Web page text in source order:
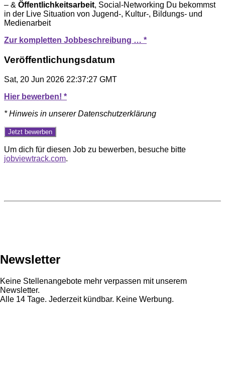
– & Öffentlichkeitsarbeit, Social-Networking Du bekommst
in der Live Situation von Jugend-, Kultur-, Bildungs- und
Medienarbeit
Zur kompletten Jobbeschreibung … *
Veröffentlichungsdatum
Sat, 20 Jun 2026 22:37:27 GMT
Hier bewerben! *
* Hinweis in unserer Datenschutzerklärung
Um dich für diesen Job zu bewerben, besuche bitte
jobviewtrack.com.
Newsletter
Keine Stellenangebote mehr verpassen mit unserem
Newsletter.
Alle 14 Tage. Jederzeit kündbar. Keine Werbung.